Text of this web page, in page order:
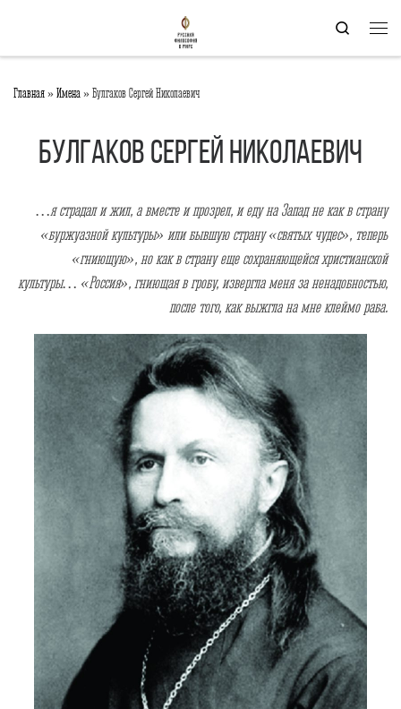
Search
Главная»Имена »Булгаков Сергей Николаевич
Булгаков Сергей Николаевич
…я страдал и жил, а вместе и прозрел, и еду на Запад не как в страну
«буржуазной культуры» или бывшую страну «святых чудес», теперь
«гниющую», но как в страну еще сохраняющейся христианской
культуры… «Россия», гниющая в гробу, извергла меня за ненадобностью,
после того, как выжгла на мне клеймо раба.